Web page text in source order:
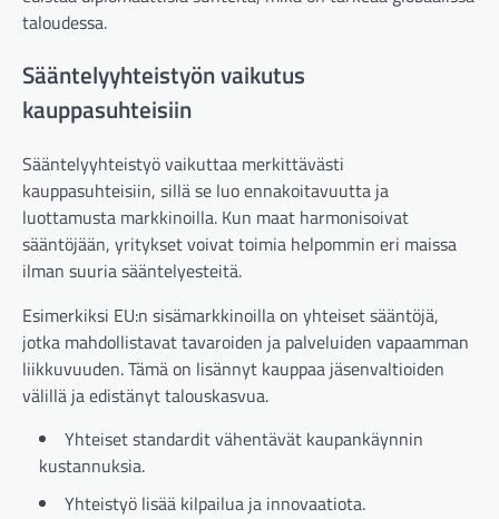
taloudessa.
Sääntelyyhteistyön vaikutus
kauppasuhteisiin
Sääntelyyhteistyö vaikuttaa merkittävästi
kauppasuhteisiin, sillä se luo ennakoitavuutta ja
luottamusta markkinoilla. Kun maat harmonisoivat
sääntöjään, yritykset voivat toimia helpommin eri maissa
ilman suuria sääntelyesteitä.
Esimerkiksi EU:n sisämarkkinoilla on yhteiset sääntöjä,
jotka mahdollistavat tavaroiden ja palveluiden vapaamman
liikkuvuuden. Tämä on lisännyt kauppaa jäsenvaltioiden
välillä ja edistänyt talouskasvua.
Yhteiset standardit vähentävät kaupankäynnin
kustannuksia.
Yhteistyö lisää kilpailua ja innovaatiota.